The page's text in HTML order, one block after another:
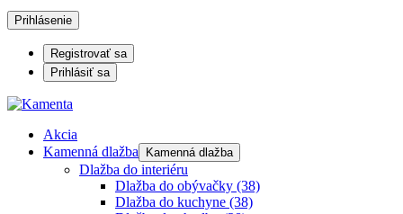
Prihlásenie
Registrovať sa
Prihlásiť sa
Akcia
Kamenná dlažba
Kamenná dlažba
Dlažba do interiéru
Dlažba do obývačky (38)
Dlažba do kuchyne (38)